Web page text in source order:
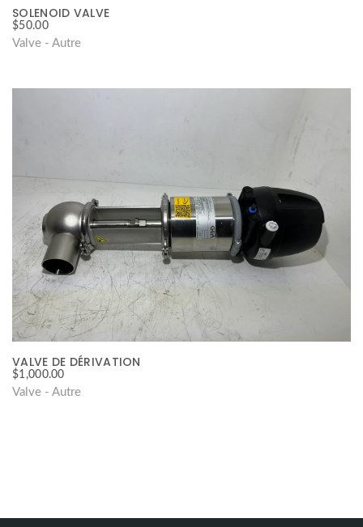
SOLENOID VALVE
$50.00
Valve - Autre
VALVE DE DÉRIVATION
$1,000.00
Valve - Autre